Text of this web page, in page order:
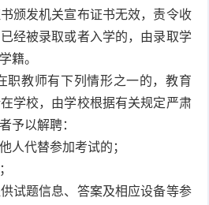
颁发机关宣布证书无效，责令收
经被录取或者入学的，由录取学
籍。
职教师有下列情形之一的，教育
学校，由学校根据有关规定严肃
予以解聘：
人代替参加考试的；
试题信息、答案及相应设备等参